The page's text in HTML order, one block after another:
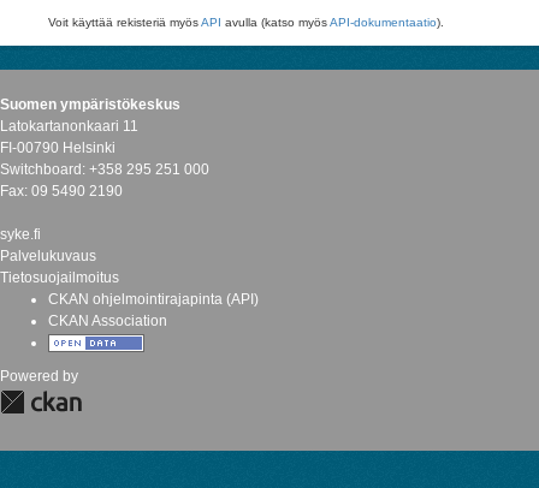
Voit käyttää rekisteriä myösAPI avulla (katso myösAPI-dokumentaatio).
Suomen ympäristökeskus
Latokartanonkaari 11
FI-00790 Helsinki
Switchboard: +358 295 251 000
Fax: 09 5490 2190
syke.fi
Palvelukuvaus
Tietosuojailmoitus
CKAN ohjelmointirajapinta (API)
CKAN Association
Powered by